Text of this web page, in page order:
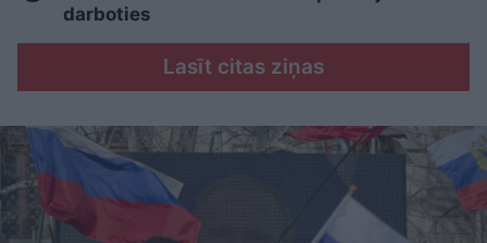
darboties
Lasīt citas ziņas